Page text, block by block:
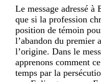
Le message adressé à
que si la profession
position de témoin
l’abandon du premier
l’origine. Dans le
apprenons comment
temps par la